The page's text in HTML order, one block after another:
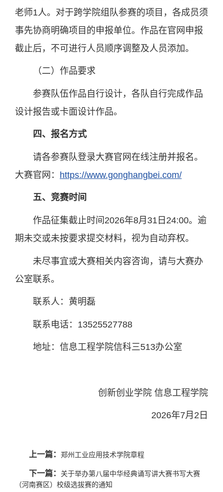
老师1人。对于跨学院组队参赛的项目，各成员须
事先协商明确项目的申报单位。作品在官网申报
截止后，不可进行人员顺序调整及人员添加。
（二）作品要求
参赛队伍作品自行设计，各队自行完成作品
设计报告或卡面设计作品。
四、报名方式
请各参赛队登录大赛官网在线注册并报名。
大赛官网： https://www.gonghangbei.com/
五、竞赛时间
作品征集截止时间2026年8月31日24:00。逾
期未交或未按要求提交材料，视为自动弃权。
未尽事宜或大赛相关内容咨询，请与大赛办
公室联系。
联系人：黄明磊
联系电话：13525527788
地址：信息工程学院信科三513办公室
创新创业学院 信息工程学院
2026年7月2日
上一篇： 郑州工业应用技术学院章程
下一篇： 关于举办第八届中华经典诵写讲大赛书写大赛
（河南赛区）校级选拔赛的通知